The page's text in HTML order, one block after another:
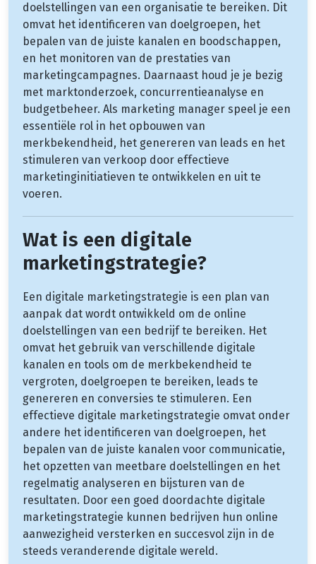
doelstellingen van een organisatie te bereiken. Dit
omvat het identificeren van doelgroepen, het
bepalen van de juiste kanalen en boodschappen,
en het monitoren van de prestaties van
marketingcampagnes. Daarnaast houd je je bezig
met marktonderzoek, concurrentieanalyse en
budgetbeheer. Als marketing manager speel je een
essentiële rol in het opbouwen van
merkbekendheid, het genereren van leads en het
stimuleren van verkoop door effectieve
marketinginitiatieven te ontwikkelen en uit te
voeren.
Wat is een digitale
marketingstrategie?
Een digitale marketingstrategie is een plan van
aanpak dat wordt ontwikkeld om de online
doelstellingen van een bedrijf te bereiken. Het
omvat het gebruik van verschillende digitale
kanalen en tools om de merkbekendheid te
vergroten, doelgroepen te bereiken, leads te
genereren en conversies te stimuleren. Een
effectieve digitale marketingstrategie omvat onder
andere het identificeren van doelgroepen, het
bepalen van de juiste kanalen voor communicatie,
het opzetten van meetbare doelstellingen en het
regelmatig analyseren en bijsturen van de
resultaten. Door een goed doordachte digitale
marketingstrategie kunnen bedrijven hun online
aanwezigheid versterken en succesvol zijn in de
steeds veranderende digitale wereld.